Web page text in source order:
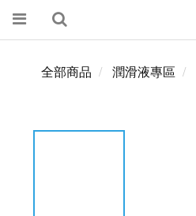
全部商品 潤滑液專區